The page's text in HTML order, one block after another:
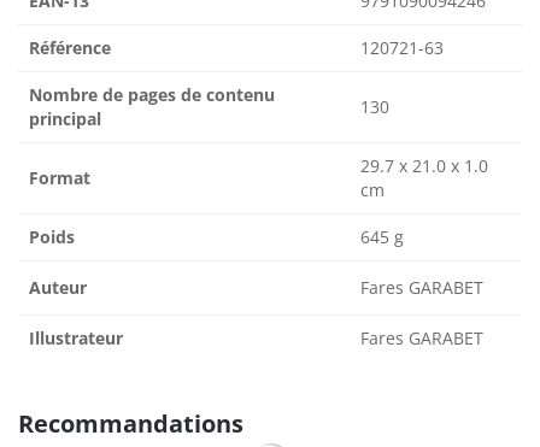
Référence 120721-63
Nombre de pages de contenu
principal
130
Format
29.7 x 21.0 x 1.0
cm
Poids 645 g
Auteur Fares GARABET
Illustrateur Fares GARABET
Recommandations